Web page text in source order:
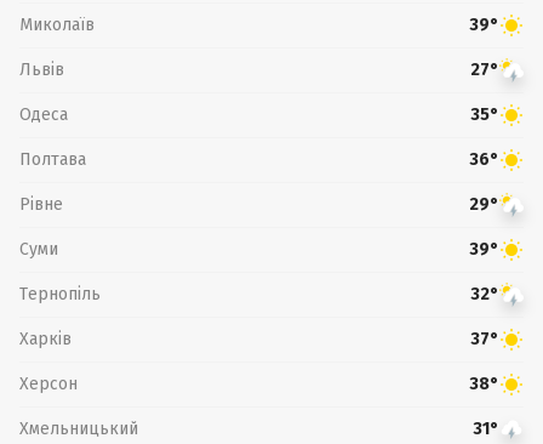
Миколаїв 39°
Львів 27°
Одеса 35°
Полтава 36°
Рівне 29°
Суми 39°
Тернопіль 32°
Харків 37°
Херсон 38°
Хмельницький 31°